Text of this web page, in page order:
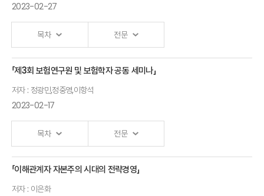
실효성 강화
강상욱
삼성화재 수석
인프라 및
제도 개선의
필요성
이은주
원장
모빌리티 시대
항공기보험의
과제
한국법제연구원
연구위원
모빌리티
시사점
이창욱 교수
(경희대학교)
2023-02-27
목차 전문
개회사
원장
축사
「제3회 보험연구원 및 보험학자 공동 세미나」
저자 : 정광민,정중영,이항석
2023-02-17
목차 전문
A Brief Review on
「이해관계자 자본주의 시대의 전략경영」
저자 : 이은화